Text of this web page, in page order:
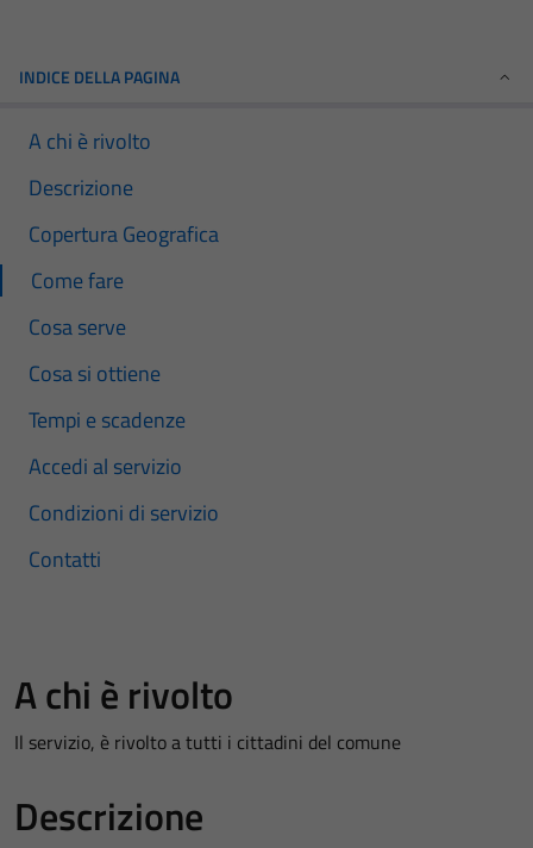
INDICE DELLA PAGINA
A chi è rivolto
Descrizione
Copertura Geografica
Come fare
Cosa serve
Cosa si ottiene
Tempi e scadenze
Accedi al servizio
Condizioni di servizio
Contatti
A chi è rivolto
Il servizio, è rivolto a tutti i cittadini del comune
Descrizione